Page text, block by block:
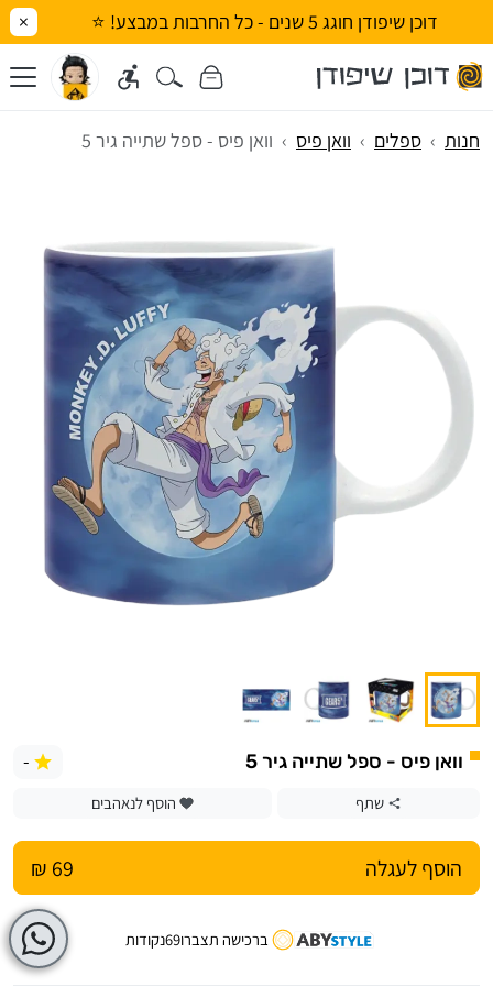
דוכן שיפודן חוגג 5 שנים - כל החרבות במבצע! ⭐ ×
חנות ספלים וואן פיס וואן פיס - ספל שתייה גיר 5
וואן פיס - ספל שתייה גיר 5 -
שתף הוסף לנאהבים
הוסף לעגלה 69 ₪
ברכישה תצברו69נקודות